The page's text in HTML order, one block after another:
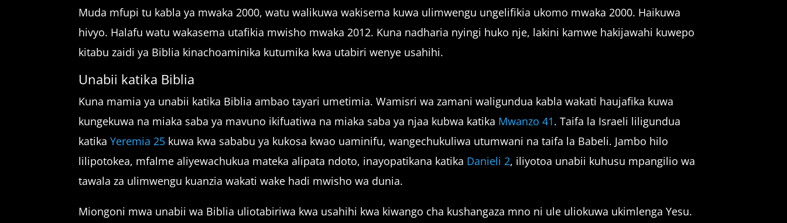
Muda mfupi tu kabla ya mwaka 2000, watu walikuwa wakisema kuwa ulimwengu ungelifikia ukomo mwaka 2000. Haikuwa
hivyo. Halafu watu wakasema utafikia mwisho mwaka 2012. Kuna nadharia nyingi huko nje, lakini kamwe hakijawahi kuwepo
kitabu zaidi ya Biblia kinachoaminika kutumika kwa utabiri wenye usahihi.
Unabii katika Biblia
Kuna mamia ya unabii katika Biblia ambao tayari umetimia. Wamisri wa zamani waligundua kabla wakati haujafika kuwa
kungekuwa na miaka saba ya mavuno ikifuatiwa na miaka saba ya njaa kubwa katika Mwanzo 41. Taifa la Israeli liligundua
katikaYeremia 25 kuwa kwa sababu ya kukosa kwao uaminifu, wangechukuliwa utumwani na taifa la Babeli. Jambo hilo
lilipotokea, mfalme aliyewachukua mateka alipata ndoto, inayopatikana katika Danieli 2, iliyotoa unabii kuhusu mpangilio wa
tawala za ulimwengu kuanzia wakati wake hadi mwisho wa dunia.
Miongoni mwa unabii wa Biblia uliotabiriwa kwa usahihi kwa kiwango cha kushangaza mno ni ule uliokuwa ukimlenga Yesu.